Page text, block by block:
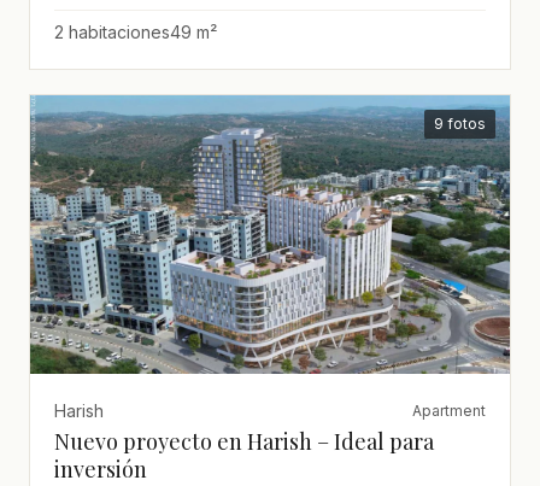
2 habitaciones49 m²
9 fotos
Harish Apartment
Nuevo proyecto en Harish – Ideal para
inversión